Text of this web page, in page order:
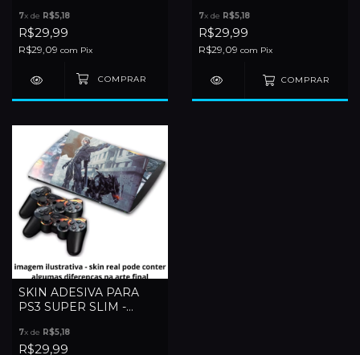
7x de R$5,18
R$29,99
R$29,09 com Pix
7x de R$5,18
R$29,99
R$29,09 com Pix
COMPRAR
SKIN ADESIVA PARA
PS3 SUPER SLIM -
7x de R$5,18
R$29,99